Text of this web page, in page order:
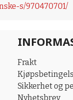
s/970470701/
Frakt
Sikkerhet og
Nyhetsbrev